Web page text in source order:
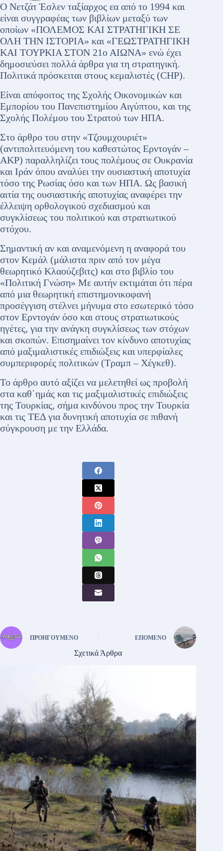
Ο Νετζάτ Έσλεν ταξίαρχος εα από το 1994 και
είναι συγγραφέας των βιβλίων μεταξύ των
οποίων «ΠΟΛΕΜΟΣ ΚΑΙ ΣΤΡΑΤΗΓΙΚΗ ΣΕ
ΟΛΗ ΤΗΝ ΙΣΤΟΡΙΑ» και «ΓΕΩΣΤΡΑΤΗΓΙΚΗ
ΚΑΙ ΤΟΥΡΚΙΑ ΣΤΟΝ 21ο ΑΙΩΝΑ» ενώ έχει
δημοσιεύσει πολλά άρθρα για τη στρατηγική.
Πολιτικά πρόσκειται στους κεμαλιστές (CHP).
Είναι απόφοιτος της Σχολής Οικονομικών και
Εμπορίου του Πανεπιστημίου Αιγύπτου, και της
Σχολής Πολέμου του Στρατού των ΗΠΑ.
Στο άρθρο του στην «Τζουμχουριέτ»
(αντιπολιτευόμενη του καθεστώτος Ερντογάν –
ΑΚΡ) παραλληλίζει τους πολέμους σε Ουκρανία
και Ιράν όπου αναλύει την ουσιαστική αποτυχία
τόσο της Ρωσίας όσο και των ΗΠΑ. Ως βασική
αιτία της ουσιαστικής αποτυχίας αναφέρει την
έλλειψη ορθολογικού σχεδιασμού και
συγκλίσεως του πολιτικού και στρατιωτικού
στόχου.
Σημαντική αν και αναμενόμενη η αναφορά του
στον Κεμάλ (μάλιστα πριν από τον μέγα
θεωρητικό Κλαούζεβιτς) και στο βιβλίο του
«Πολιτική Γνώση» Με αυτήν εκτιμάται ότι πέρα
από μια θεωρητική επιστημονικοφανή
προσέγγιση στέλνει μήνυμα στο εσωτερικό τόσο
στον Ερντογάν όσο και στους στρατιωτικούς
ηγέτες, για την ανάγκη συγκλίσεως των στόχων
και σκοπών. Επισημαίνει τον κίνδυνο αποτυχίας
από μαξιμαλιστικές επιδιώξεις και υπερφίαλες
συμπεριφορές πολιτικών (Τραμπ – Χέγκεθ).
Το άρθρο αυτό αξίζει να μελετηθεί ως προβολή
στα καθ΄ημάς και τις μαξιμαλιστικές επιδιώξεις
της Τουρκίας, σήμα κινδύνου προς την Τουρκία
και τις ΤΕΔ για δυνητική αποτυχία σε πιθανή
σύγκρουση με την Ελλάδα.
ΠΡΟΗΓΟΎΜΕΝΟ ΕΠΌΜΕΝΟ
Σχετικά Άρθρα